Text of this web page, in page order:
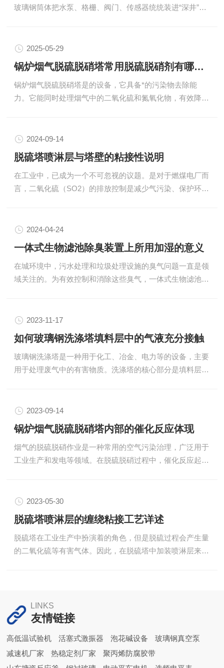
石-石膏法为常见。烟气与吸收液逆流接触，SO₂被吸收后
玻璃钢筒体把水泵、格栅、阀门、传感器统统装进“深井”。
现场人员容易忽视却又该牢记的细节。一、通风，后开盖筒
体处在厌氧环境，硫化氢、烷浓度可在几分钟内达到爆炸
限。规定动作是：开盖后立即插入防爆风机，连续换气
≥30min，并用气体仪气体含量。通风管伸到筒底，别把“换
气”做成“走马观花”。二、双人监护，一条生命线下井人员系
2025-05-29
锅炉烟气脱硫脱硝塔常用脱硫脱硝剂有哪些？
锅炉烟气脱硫脱硝塔是的设备，它具备*的污染物去除能
力。它能同时处理烟气中的二氧化硫和氮氧化物，有效降这
物，实现多污染物的协同控制，一塔多用，提了治理的综合
效益。锅炉烟气脱硫脱硝塔常用的脱硫脱硝剂主要包括以下
几类：石灰石/石灰、氧化镁、活性炭、臭氧/双氧水、尿
素、氨水、金属基催化剂、复合脱硫脱硝剂等。石灰石/石
灰是应用广泛的脱硫剂之一，其主要成分是碳酸钙，通过与
2024-09-14
脱硫塔喷淋层与塔壁的粘接性说明
在工业中，已成为一个不可忽视的议题。是对于燃煤电厂而
言，二氧化硫（SO2）的排放控制是减少气污染、保护环境
心设备，其内部结构的对脱硫效率有着直接影响。其中，脱
硫塔喷淋层的及其与塔壁的粘接性，是确保脱硫效率和系统
稳定运行的因素。脱硫塔喷淋层的主要作用是将吸收剂均匀
地喷洒到烟气中，以增加气液接触面积，SO2与吸收剂的反
应，从而达到去除SO2的目的。为了实现这一目的，喷淋层
2024-04-24
一体式生物滤池除臭装置上所用加湿的意义
在城环境中，污水处理和垃圾处理设施的臭气问题一直是领
域关注的。为有效控制和消除这些臭气，一体式生物滤池除
程中加湿发挥着关的作用，具体我们我可以看看下文：1.微
生物活性的维持生物滤池中的微生物需要一定的水分条件来
维持其生命活动。加湿能够调节滤池内的湿度，确保微生物
处于的生长状态，从而保持生物降解能力。2.提恶臭气体的
溶解度恶臭气体在水中的溶解度远于在空气中的溶解度。通
2023-11-17
如何玻璃钢洗涤塔填料层中的气液充分接触
玻璃钢洗涤塔是一种用于化工、冶金、电力等的设备，主要
用于处理废气中的有害物质。洗涤塔的核心部分是填料层，
分接触是洗涤效果的。本文将介绍如何填料层中的气液充分
接触。需要选择合适的填料。填料是洗涤塔中的组成部分，
它直接影响到气液两相的接触效果。一般来说，我们选择的
填料应具有好的湿润性和透气性，以气体和液体能够充分接
触。此外，填料的形状和尺寸也会影响到气液接触的效果，
2023-09-14
锅炉烟气脱硫脱硝塔内部的催化反应体现
烟气的脱硫脱硝作业是一种常用的空气污染治理，广泛用于
工业生产和发电等领域。在脱硫脱硝过程中，催化反应起着
二氧化硫(SO2)转化为易处理或无害的物质。在脱硫塔内，
主要采用湿法脱硫，利用喷淋喷射液将烟气中的SO2吸收到
液相中，并在液相中进行催化反应。常用的催化剂包括活性
炭、钼酸盐、钒钨酸盐等，它们具有较的催化活性，有助于
催化氧化和还原反应的进行。脱硫催化反应的工艺可分为两
2023-05-30
脱硫塔喷淋层的缠绕粘接工艺详述
脱硫塔在工业生产中扮演着的角色，但是脱硫过程会产生量
的二氧化硫等有害气体。因此，在脱硫塔中加装喷淋层来对
露在强酸强碱环境下使用。二、缠绕设备缠绕层的制作需要
用到的缠绕设备，包括缠绕机、模具等。缠绕机可以自动控
还需要选择适当的模具，以缠绕层的尺寸和形状要求。三、
缠绕工艺1....
LINKS
友情链接
高低温试验机 活塞式激振器 泡花碱设备
玻璃钢真空泵
减速机厂家
热稳定剂厂家
聚丙烯防腐胶带